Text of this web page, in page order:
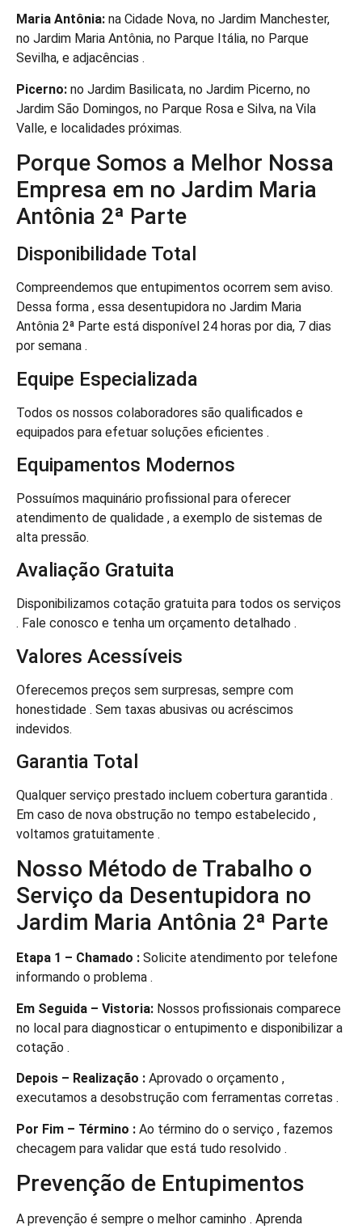
Maria Antônia: na Cidade Nova, no Jardim Manchester,
no Jardim Maria Antônia, no Parque Itália, no Parque
Sevilha, e adjacências .
Picerno: no Jardim Basilicata, no Jardim Picerno, no
Jardim São Domingos, no Parque Rosa e Silva, na Vila
Valle, e localidades próximas.
Porque Somos a Melhor Nossa
Empresa em no Jardim Maria
Antônia 2ª Parte
Disponibilidade Total
Compreendemos que entupimentos ocorrem sem aviso.
Dessa forma , essa desentupidora no Jardim Maria
Antônia 2ª Parte está disponível 24 horas por dia, 7 dias
por semana .
Equipe Especializada
Todos os nossos colaboradores são qualificados e
equipados para efetuar soluções eficientes .
Equipamentos Modernos
Possuímos maquinário profissional para oferecer
atendimento de qualidade , a exemplo de sistemas de
alta pressão.
Avaliação Gratuita
Disponibilizamos cotação gratuita para todos os serviços
. Fale conosco e tenha um orçamento detalhado .
Valores Acessíveis
Oferecemos preços sem surpresas, sempre com
honestidade . Sem taxas abusivas ou acréscimos
indevidos.
Garantia Total
Qualquer serviço prestado incluem cobertura garantida .
Em caso de nova obstrução no tempo estabelecido ,
voltamos gratuitamente .
Nosso Método de Trabalho o
Serviço da Desentupidora no
Jardim Maria Antônia 2ª Parte
Etapa 1 – Chamado : Solicite atendimento por telefone
informando o problema .
Em Seguida – Vistoria: Nossos profissionais comparece
no local para diagnosticar o entupimento e disponibilizar a
cotação .
Depois – Realização : Aprovado o orçamento ,
executamos a desobstrução com ferramentas corretas .
Por Fim – Término : Ao término do o serviço , fazemos
checagem para validar que está tudo resolvido .
Prevenção de Entupimentos
A prevenção é sempre o melhor caminho . Aprenda